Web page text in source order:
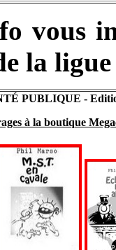
vous
la
PUBLIQUE -
à la boutique